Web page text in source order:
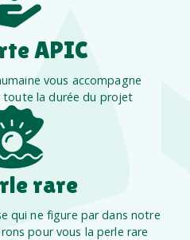
APIC
vous accompagne
toute la durée du projet
rare
qui ne figure par dans notre
pour vous la perle rare